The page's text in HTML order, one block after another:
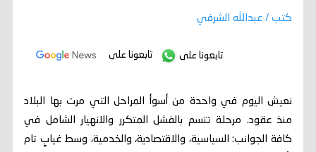
كتب / عبدالله الشرفي
تابعونا على تابعونا على
نعيش اليوم في واحدة من أسوأ المراحل التي مرت بها البلاد
منذ عقود. مرحلة تتسم بالفشل المتكرر والانهيار الشامل في
كافة الجوانب: السياسية، والاقتصادية، والخدمية، وسط غيابٍ تام